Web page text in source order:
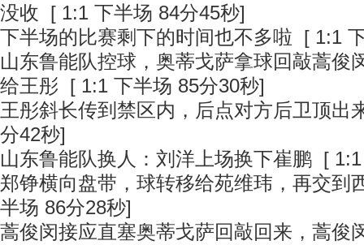
没收 [ 1:1 下半场 84分45秒]
下半场的比赛剩下的时间也不多啦 [ 1:1
山东鲁能队控球，奥蒂戈萨拿球回敲蒿俊
给王彤 [ 1:1 下半场 85分30秒]
王彤斜长传到禁区内，后点对方后卫顶出
分42秒]
山东鲁能队换人：刘洋上场换下崔鹏 [
郑铮横向盘带，球转移给苑维玮，再交到
半场 86分28秒]
蒿俊闵接应直塞奥蒂戈萨回敲回来，蒿俊